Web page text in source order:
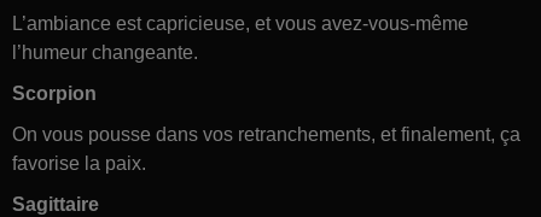
L’ambiance est capricieuse, et vous avez-vous-même
l’humeur changeante.
Scorpion
On vous pousse dans vos retranchements, et finalement, ça
favorise la paix.
Sagittaire